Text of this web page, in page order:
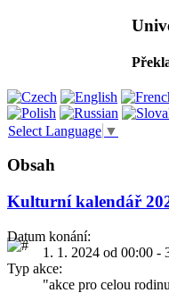
Select Language ▼
Obsah
Kulturní kalendář
Datum konání:
1. 1. 2024 od 00:00 -
Typ akce:
"akce pro celou